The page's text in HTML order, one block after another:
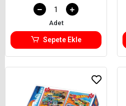
Adet
Sepete Ekle